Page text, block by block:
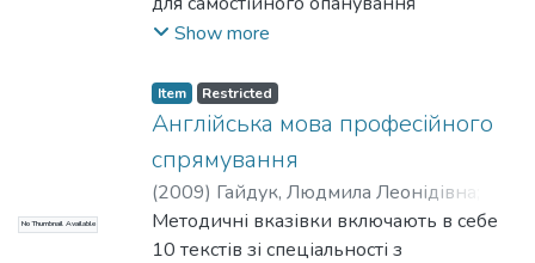
граматичного матеріалу студентами.
Show more
No Thumbnail Available
Item Restricted
Англійська мова професійного
спрямування
(2009) Гайдук, Людмила Леонідівна
Проценко, Тетяна Володимирівна;
Лiнгвiстики; НТУУ «КПІ»
Методичні вказівки включають в себе
10 текстів зі спеціальності з